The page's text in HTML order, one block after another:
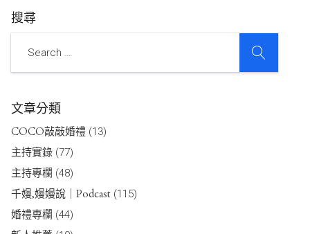
搜尋
文章分類
COCO敲敲婚禮 (13)
主持實錄 (77)
主持專欄 (48)
千嫚,嫚嫚說｜Podcast (115)
婚禮專欄 (44)